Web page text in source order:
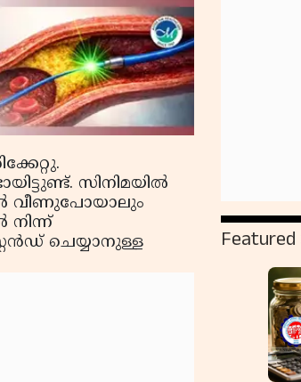
സിനിമയില്‍
വീണുപോയാലും
ചെയ്യാനുള്ള
Featured